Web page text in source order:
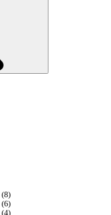
(8)
(6)
(4)